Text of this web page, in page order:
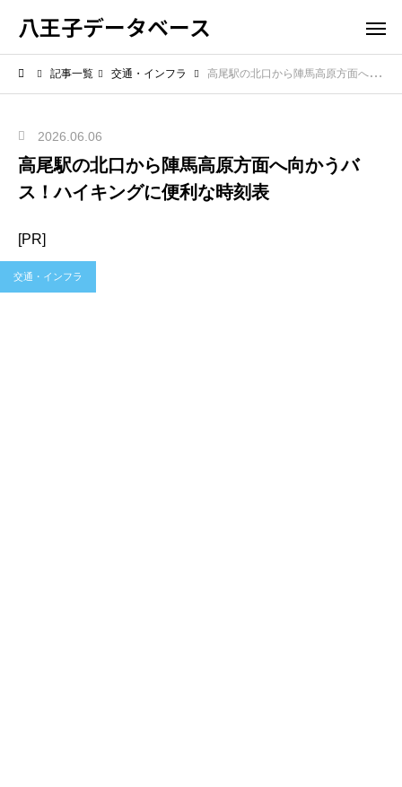
八王子データベース
記事一覧 交通・インフラ 高尾駅の北口から陣馬高原方面へ向かうバス！ハイキングに便利な時刻表
2026.06.06
高尾駅の北口から陣馬高原方面へ向かうバ
ス！ハイキングに便利な時刻表
[PR]
交通・インフラ